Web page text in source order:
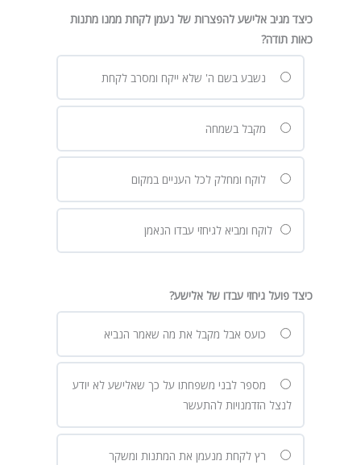
כיצד מגיב אלישע להפצרות של נעמן לקחת ממנו מתנות
כאות תודה?
נשבע בשם ה' שלא ייקח ומסרב לקחת
מקבל בשמחה
לוקח ומחלק לכל העניים במקום
לוקח ומביא לגיחזי עבדו הנאמן
כיצד פועל גיחזי עבדו של אלישע?
כועס אבל מקבל את מה שאמר הנביא
מספר לבני משפחתו על כך שאלישע לא יודע
לנצל הזדמנויות להתעשר
רץ לקחת מנעמן את המתנות ומשקר